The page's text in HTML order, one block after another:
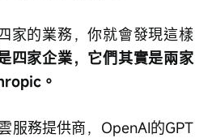
家的業務，你就會發現這樣
四家企業，它們其實是兩家
。
服務提供商，OpenAI的GPT